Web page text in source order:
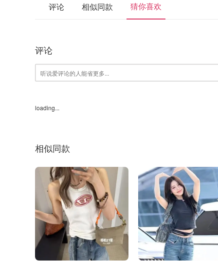
评论 相似同款 猜你喜欢
评论
loading...
相似同款